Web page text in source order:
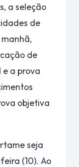
a seleção
de
de
a prova
objetiva
seja
(10). Ao